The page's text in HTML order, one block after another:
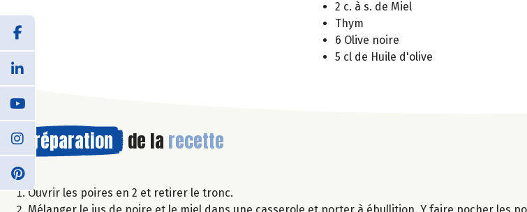
2 c. à s. de Miel
Thym
6 Olive noire
5 cl de Huile d'olive
Préparation de la recette
Ouvrir les poires en 2 et retirer le tronc.